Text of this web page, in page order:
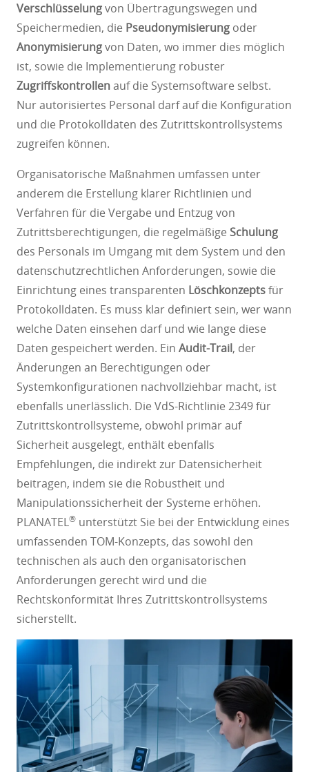
Verschlüsselungvon Übertragungswegen und
Speichermedien, die Pseudonymisierung oder
Anonymisierungvon Daten, wo immer dies möglich
ist, sowie die Implementierung robuster
Zugriffskontrollenauf die Systemsoftware selbst.
Nur autorisiertes Personal darf auf die Konfiguration
und die Protokolldaten des Zutrittskontrollsystems
zugreifen können.
Organisatorische Maßnahmen umfassen unter
anderem die Erstellung klarer Richtlinien und
Verfahren für die Vergabe und Entzug von
Zutrittsberechtigungen, die regelmäßige Schulung
des Personals im Umgang mit dem System und den
datenschutzrechtlichen Anforderungen, sowie die
Einrichtung eines transparenten Löschkonzeptsfür
Protokolldaten. Es muss klar definiert sein, wer wann
welche Daten einsehen darf und wie lange diese
Daten gespeichert werden. Ein Audit-Trail, der
Änderungen an Berechtigungen oder
Systemkonfigurationen nachvollziehbar macht, ist
ebenfalls unerlässlich. Die VdS-Richtlinie 2349 für
Zutrittskontrollsysteme, obwohl primär auf
Sicherheit ausgelegt, enthält ebenfalls
Empfehlungen, die indirekt zur Datensicherheit
beitragen, indem sie die Robustheit und
Manipulationssicherheit der Systeme erhöhen.
PLANATEL® unterstützt Sie bei der Entwicklung eines
umfassenden TOM-Konzepts, das sowohl den
technischen als auch den organisatorischen
Anforderungen gerecht wird und die
Rechtskonformität Ihres Zutrittskontrollsystems
sicherstellt.